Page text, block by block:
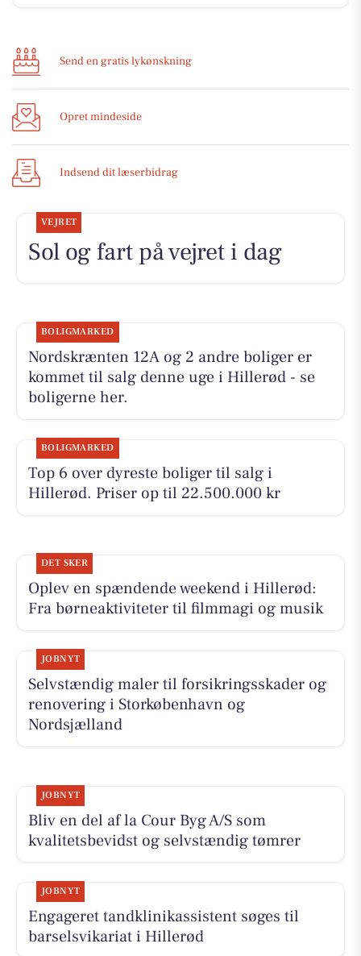
Send en gratis lykønskning
Opret mindeside
Indsend dit læserbidrag
VEJRET
Sol og fart på vejret i dag
BOLIGMARKED
Nordskrænten 12A og 2 andre boliger er
kommet til salg denne uge i Hillerød - se
boligerne her.
BOLIGMARKED
Top 6 over dyreste boliger til salg i
Hillerød. Priser op til 22.500.000 kr
DET SKER
Oplev en spændende weekend i Hillerød:
Fra børneaktiviteter til filmmagi og musik
JOBNYT
Selvstændig maler til forsikringsskader og
renovering i Storkøbenhavn og
Nordsjælland
JOBNYT
Bliv en del af la Cour Byg A/S som
kvalitetsbevidst og selvstændig tømrer
JOBNYT
Engageret tandklinikassistent søges til
barselsvikariat i Hillerød